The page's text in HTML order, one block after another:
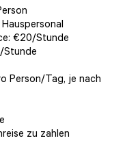
€20/Stunde
Stunde
Person/Tag, je nach
zu zahlen